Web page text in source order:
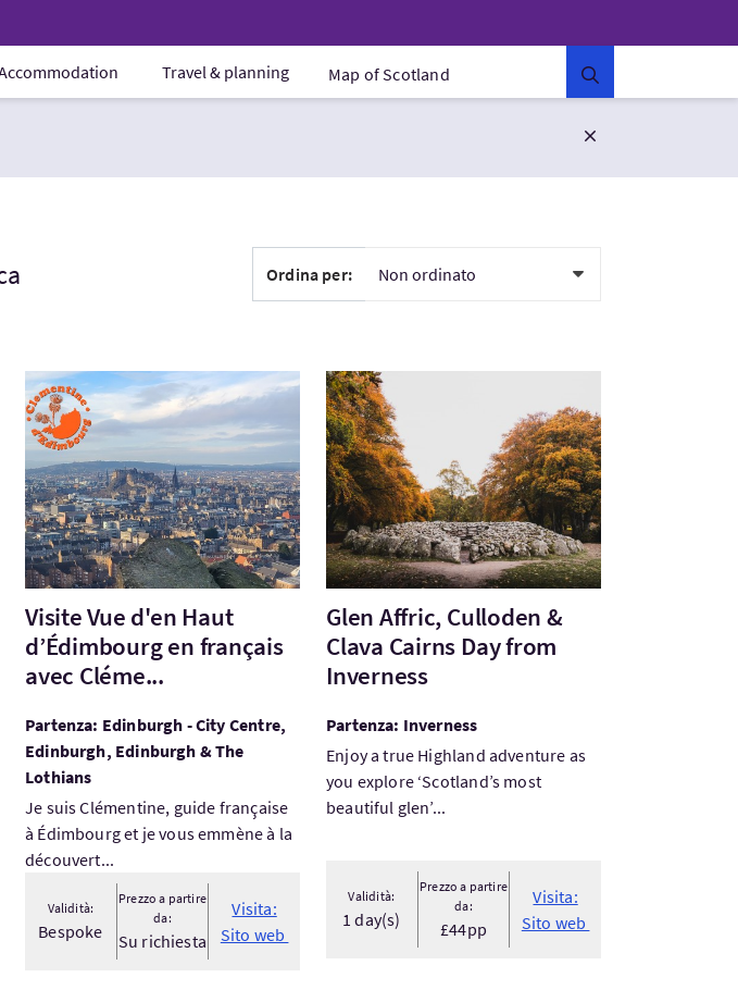
Travel & planning Map of Scotland
Ordina per:
Aboard a 1966 Routemaster...
Visita:Visite Vue d'en Haut d’Édimbourg en français avec Cléme...
Visite Vue d'en Haut
d’Édimbourg en français
avec Cléme...
Partenza: Edinburgh - City Centre,
Edinburgh, Edinburgh & The
Lothians
Je suis Clémentine, guide française
à Édimbourg et je vous emmène à la
découvert...
Validità:
Bespoke
Prezzo a partire
da:
Su richiesta
Visita:
Sito web
Visita:Glen Affric, Culloden & Clava Cairns Day
Glen Affric, Culloden &
Clava Cairns Day from
Inverness
Partenza: Inverness
Enjoy a true Highland adventure as
you explore ‘Scotland’s most
beautiful glen’...
Validità:
1 day(s)
Prezzo a partire
da:
£44pp
Visita:
Sito web